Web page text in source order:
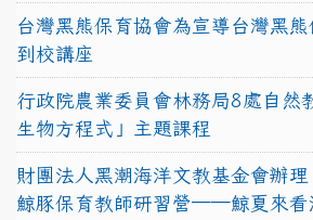
台灣黑熊保育協會為宣導台灣黑
到校講座
行政院農業委員會林務局8處自然
生物方程式」主題課程
財團法人黑潮海洋文教基金會辦
鯨豚保育教師研習營──鯨夏來看